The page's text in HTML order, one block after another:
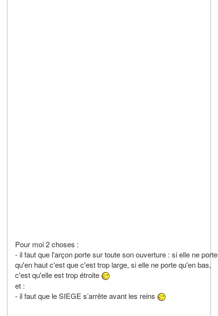
Pour moi 2 choses :
- il faut que l'arçon porte sur toute son ouverture : si elle ne porte
qu'en haut c'est que c'est trop large, si elle ne porte qu'en bas,
c'est qu'elle est trop étroite
et :
- il faut que le SIEGE s’arrête avant les reins